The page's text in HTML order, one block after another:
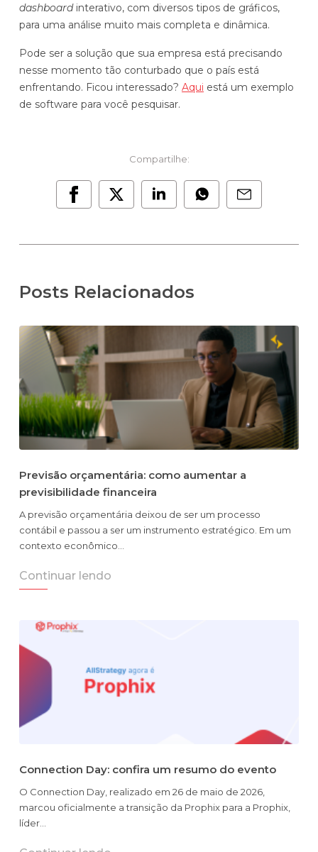
dashboardinterativo, com diversos tipos de gráficos,
para uma análise muito mais completa e dinâmica.
Pode ser a solução que sua empresa está precisando
nesse momento tão conturbado que o país está
enfrentando. Ficou interessado? Aqui está um exemplo
de software para você pesquisar.
Compartilhe:
Posts Relacionados
Previsão orçamentária: como aumentar a
previsibilidade financeira
A previsão orçamentária deixou de ser um processo
contábil e passou a ser um instrumento estratégico. Em um
contexto econômico…
Continuar lendo
Connection Day: confira um resumo do evento
O Connection Day, realizado em 26 de maio de 2026,
marcou oficialmente a transição da Prophix para a Prophix,
líder…